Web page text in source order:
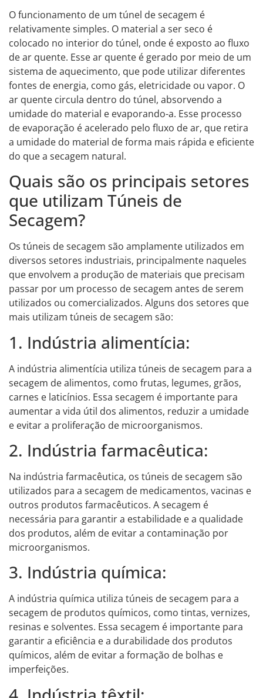
O funcionamento de um túnel de secagem é
relativamente simples. O material a ser seco é
colocado no interior do túnel, onde é exposto ao fluxo
de ar quente. Esse ar quente é gerado por meio de um
sistema de aquecimento, que pode utilizar diferentes
fontes de energia, como gás, eletricidade ou vapor. O
ar quente circula dentro do túnel, absorvendo a
umidade do material e evaporando-a. Esse processo
de evaporação é acelerado pelo fluxo de ar, que retira
a umidade do material de forma mais rápida e eficiente
do que a secagem natural.
Quais são os principais setores
que utilizam Túneis de
Secagem?
Os túneis de secagem são amplamente utilizados em
diversos setores industriais, principalmente naqueles
que envolvem a produção de materiais que precisam
passar por um processo de secagem antes de serem
utilizados ou comercializados. Alguns dos setores que
mais utilizam túneis de secagem são:
1. Indústria alimentícia:
A indústria alimentícia utiliza túneis de secagem para a
secagem de alimentos, como frutas, legumes, grãos,
carnes e laticínios. Essa secagem é importante para
aumentar a vida útil dos alimentos, reduzir a umidade
e evitar a proliferação de microorganismos.
2. Indústria farmacêutica:
Na indústria farmacêutica, os túneis de secagem são
utilizados para a secagem de medicamentos, vacinas e
outros produtos farmacêuticos. A secagem é
necessária para garantir a estabilidade e a qualidade
dos produtos, além de evitar a contaminação por
microorganismos.
3. Indústria química:
A indústria química utiliza túneis de secagem para a
secagem de produtos químicos, como tintas, vernizes,
resinas e solventes. Essa secagem é importante para
garantir a eficiência e a durabilidade dos produtos
químicos, além de evitar a formação de bolhas e
imperfeições.